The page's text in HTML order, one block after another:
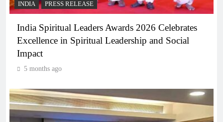
INDIA PRESS RELEASE
India Spiritual Leaders Awards 2026 Celebrates
Excellence in Spiritual Leadership and Social
Impact
5 months ago